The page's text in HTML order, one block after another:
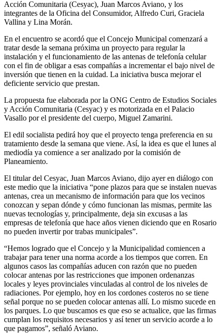
Acción Comunitaria (Cesyac), Juan Marcos Aviano, y los
integrantes de la Oficina del Consumidor, Alfredo Curi, Graciela
Vallina y Lina Morán.
En el encuentro se acordó que el Concejo Municipal comenzará a
tratar desde la semana próxima un proyecto para regular la
instalación y el funcionamiento de las antenas de telefonía celular
con el fin de obligar a esas compañías a incrementar el bajo nivel de
inversión que tienen en la cuidad. La iniciativa busca mejorar el
deficiente servicio que prestan.
La propuesta fue elaborada por la ONG Centro de Estudios Sociales
y Acción Comunitaria (Cesyac) y es motorizada en el Palacio
Vasallo por el presidente del cuerpo, Miguel Zamarini.
El edil socialista pedirá hoy que el proyecto tenga preferencia en su
tratamiento desde la semana que viene. Así, la idea es que el lunes al
mediodía ya comience a ser analizado por la comisión de
Planeamiento.
El titular del Cesyac, Juan Marcos Aviano, dijo ayer en diálogo con
este medio que la iniciativa “pone plazos para que se instalen nuevas
antenas, crea un mecanismo de información para que los vecinos
conozcan y sepan dónde y cómo funcionan las mismas, permite las
nuevas tecnologías y, principalmente, deja sin excusas a las
empresas de telefonía que hace años vienen diciendo que en Rosario
no pueden invertir por trabas municipales”.
“Hemos logrado que el Concejo y la Municipalidad comiencen a
trabajar para tener una norma acorde a los tiempos que corren. En
algunos casos las compañías aducen con razón que no pueden
colocar antenas por las restricciones que imponen ordenanzas
locales y leyes provinciales vinculadas al control de los niveles de
radiaciones. Por ejemplo, hoy en los cordones costeros no se tiene
señal porque no se pueden colocar antenas allí. Lo mismo sucede en
los parques. Lo que buscamos es que eso se actualice, que las firmas
cumplan los requisitos necesarios y así tener un servicio acorde a lo
que pagamos”, señaló Aviano.